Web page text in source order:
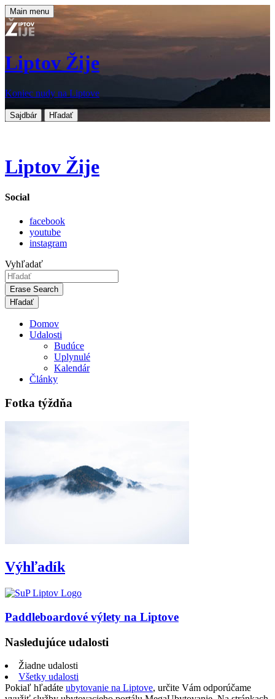
Main menu
Liptov Žije
Koniec nudy na Liptove
Sajdbár Hľadať
Liptov Žije
Social
facebook
youtube
instagram
Vyhľadať
Erase Search
Domov
Udalosti
Budúce
Uplynulé
Kalendár
Články
Fotka týždňa
Výhľadík
Paddleboardové výlety na Liptove
Nasledujúce udalosti
Žiadne udalosti
Všetky udalosti
Pokiaľ hľadáte ubytovanie na Liptove, určite Vám odporúčame